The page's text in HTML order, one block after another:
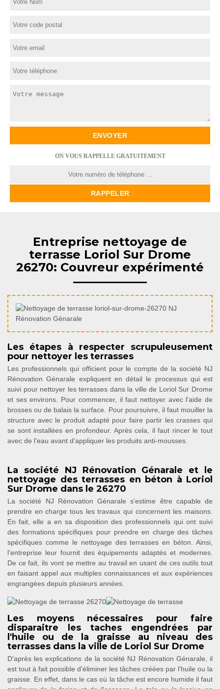
ON VOUS RAPPELLE GRATUITEMENT
Entreprise nettoyage de
terrasse Loriol Sur Drome
26270: Couvreur expérimenté
Les étapes à respecter scrupuleusement
pour nettoyer les terrasses
Les professionnels qui officient pour le compte de la société NJ
Rénovation Génarale expliquent en détail le processus qui est
suivi pour nettoyer les terrasses dans la ville de Loriol Sur Drome
et ses environs. Pour commencer, il faut nettoyer avec l'aide de
brosses ou de balais la surface. Pour poursuivre, il faut mouiller la
structure avec le produit adapté pour faire partir les crasses qui
se sont installées en profondeur. Après cela, il faut rincer le tout
avec de l'eau avant d'appliquer les produits anti-mousses.
La société NJ Rénovation Génarale et le
nettoyage des terrasses en béton à Loriol
Sur Drome dans le 26270
La société NJ Rénovation Génarale s'estime être capable de
prendre en charge tous les travaux qui concernent les maisons.
En fait, elle a en sa disposition des professionnels qui ont suivi
des formations spécifiques pour prendre en charge des tâches
spécifiques comme le nettoyage des terrasses en béton. Ainsi,
l'entreprise leur fournit des équipements adaptés et modernes.
De ce fait, ils vont se mettre au travail en usant de ces outils tout
en faisant appel aux multiples connaissances et aux expériences
engrangées depuis plusieurs années.
Les moyens nécessaires pour faire
disparaitre les taches engendrées par
l'huile ou de la graisse au niveau des
terrasses dans la ville de Loriol Sur Drome
D'après les explications de la société NJ Rénovation Génarale, il
est tout à fait possible d'éliminer les tâches créées par l'huile ou la
graisse. En effet, dans le cas où la tâche est encore humide il faut